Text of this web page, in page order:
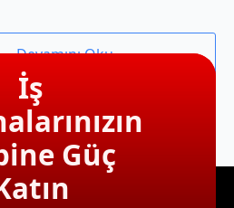
Devamını Oku
İş
Güç